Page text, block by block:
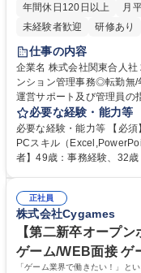
年間休日120日以上
月
未経験者歓迎
研修あり
仕事の内容
企業名 株式会社関東合人社 求人名 未経験・ベテラン歓迎【お茶の水】マ
ンション管理事務◎転勤無/年休123日 仕事の内容 ■マ
運営サポート及び管理員の
事務所内での事務業務等 ★
【年収補足】532万円 ＋別
実績） ＋管理業務主任者
人社計画研究所社のグルー
無/年休123日
必要な経験・能力等
必要な経験・能力等 【必須
PCスキル（Excel,PowerPoint,Word） ■積極的に
者】49歳：事務経験、32歳：ドラッ
得出来ております！ 【魅力
を一律支給！ ■管理業務主任者資格取得後には50,000円/月の手当あり！
学歴・資格 学歴：大学院
一種運転免許普通自動車
正社員
株式会社Cygames
【第二新卒オープ
ゲーム/WEB面接 ゲ
「ゲーム業界で働きたい！」と